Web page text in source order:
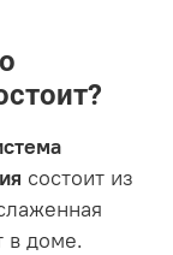
состоит из
в доме.